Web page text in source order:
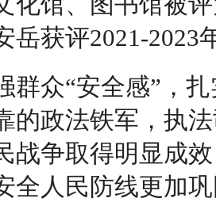
岳获评2021-2023
众“安全感”，扎
的政法铁军，执
战争取得明显成
全人民防线更加